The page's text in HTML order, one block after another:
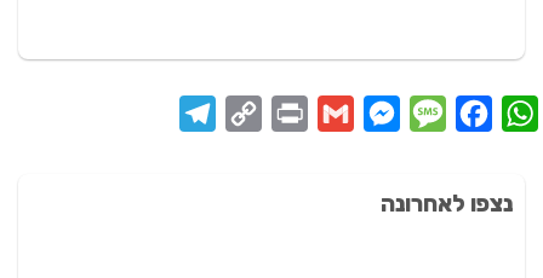
WhatsApp
Facebook
Message
Messenger
Gmail
Print
Copy
Telegram
נצפו לאחרונה